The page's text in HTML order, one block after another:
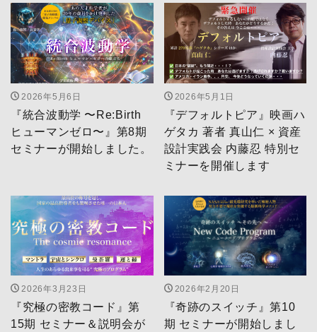
2026年5月6日
『統合波動学 〜Re:Birth
ヒューマンゼロ〜』第8期
セミナーが開始しました。
2026年5月1日
『デフォルトピア』映画ハ
ゲタカ 著者 真山仁 × 資産
設計実践会 内藤忍 特別セ
ミナーを開催します
2026年3月23日
『究極の密教コード』第
15期 セミナー＆説明会が
2026年2月20日
『奇跡のスイッチ』第10
期 セミナーが開始しまし